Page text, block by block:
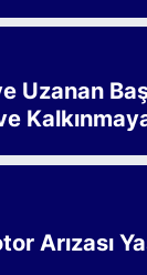
Uzanan
Kalkınmaya
Arızası